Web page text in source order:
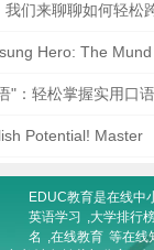
们来聊聊如何轻松
Hero: The Mund
"：轻松掌握实用口
Potential! Master
EDUC教育是在线中
英语学习
,大学排行
名 ,在线教育 等在线